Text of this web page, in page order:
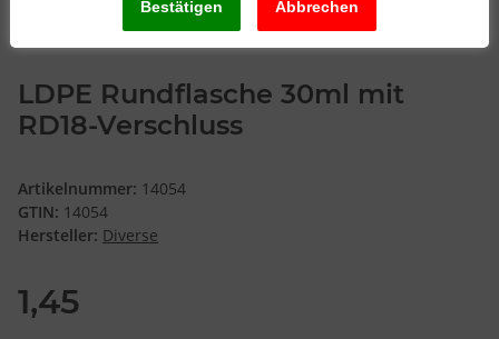
LDPE Rundflasche 30ml mit
RD18-Verschluss
Artikelnummer: 14054
GTIN: 14054
Hersteller: Diverse
1,45